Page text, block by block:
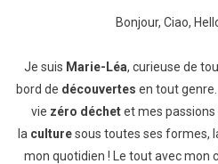
Bonjour, Ciao,
Je suis Marie-Léa, curieuse de
bord de découvertes en tout
vie zéro déchetet mes passions
la culturesous toutes ses formes,
mon quotidien ! Le tout avec mon